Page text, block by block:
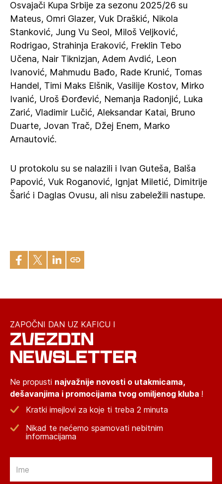
Osvajači Kupa Srbije za sezonu 2025/26 su
Mateus, Omri Glazer, Vuk Draškić, Nikola
Stanković, Jung Vu Seol, Miloš Veljković,
Rodrigao, Strahinja Eraković, Freklin Tebo
Učena, Nair Tiknizjan, Adem Avdić, Leon
Ivanović, Mahmudu Bađo, Rade Krunić, Tomas
Handel, Timi Maks Elšnik, Vasilije Kostov, Mirko
Ivanić, Uroš Đorđević, Nemanja Radonjić, Luka
Zarić, Vladimir Lučić, Aleksandar Katai, Bruno
Duarte, Jovan Trač, Džej Enem, Marko
Arnautović.
U protokolu su se nalazili i Ivan Guteša, Balša
Papović, Vuk Roganović, Ignjat Miletić, Dimitrije
Šarić i Daglas Ovusu, ali nisu zabeležili nastupe.
ZAPOČNI DAN UZ KAFICU I
ZVEZDIN
NEWSLETTER
Ne propusti najvažnije novosti o utakmicama,
dešavanjima i promocijama tvog omiljenog kluba !
Kratki imejlovi za koje ti treba 2 minuta
Nikad te nećemo spamovati nebitnim
informacijama